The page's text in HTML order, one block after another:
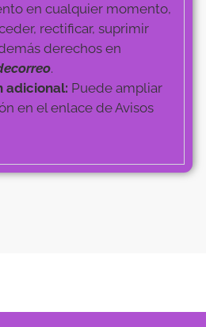
en cualquier momento,
rectificar, suprimir
derechos en
.
adicional: Puede ampliar
en el enlace de Avisos